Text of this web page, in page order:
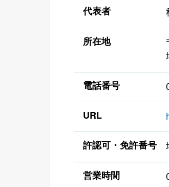
代表者
所在地
電話番号
URL
許認可・免許番号
営業時間